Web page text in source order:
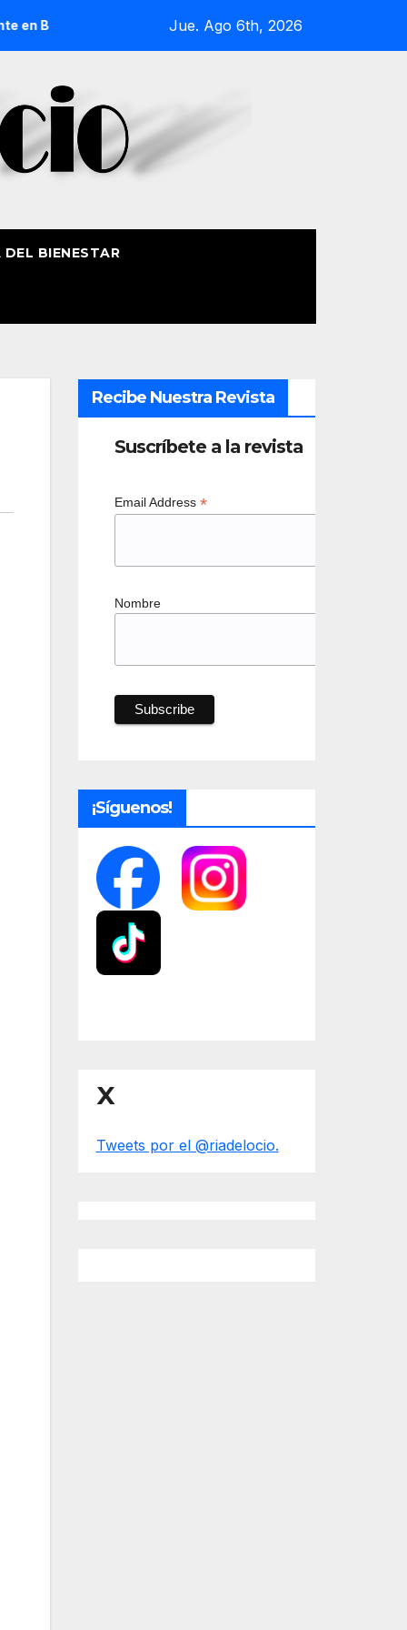
La Casa de Misericordia celebra la festividad de
Jue. Ago 6th, 2026
DEL BIENESTAR
Recibe Nuestra Revista
Suscríbete a la revista
Email Address *
Nombre
¡Síguenos!
X
Tweets por el @riadelocio.